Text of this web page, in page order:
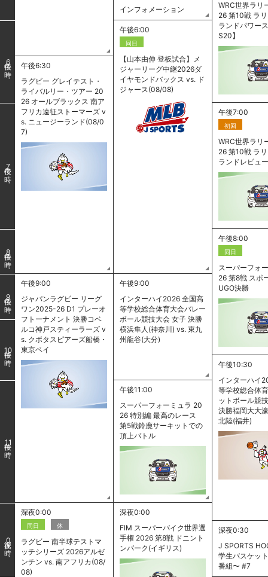
WRC世界ラリ
26 第10戦 ラ
ランドパワー
S20】
インフォメーション
6
午後6:00
同日
【山本由伸 登板試合】メ
ジャーリーグ中継2026ダ
イヤモンドバックス vs. ド
ジャース(08/08)
午後6:30
ラグビー グレイテスト・
ライバルリー・ツアー 20
26 オールブラックス 南ア
フリカ遠征ストーマーズ v
s. ニュージーランド(08/0
7)
7
午後7:00
初回
WRC世界ラリ
26 第10戦 ラ
ランドレビュー
8
午後8:00
同日
スーパーフォ
26 第8戦 スポ
UGO決勝
9
午後9:00
ジャパンラグビー リーグ
ワン2025-26 D1 プレーオ
フトーナメント 決勝コベ
ルコ神戸スティーラーズ v
s. クボタスピアーズ船橋・
東京ベイ
午後9:00
インターハイ2026 全国高
等学校総合体育大会バレー
ボール競技大会 女子 決勝
横浜隼人(神奈川) vs. 東九
州龍谷(大分)
10
午後10:30
インターハイ
等学校総合体
ットボール競
決勝福岡大大
北陸(福井)
11
午後11:00
スーパーフォーミュラ 20
26 特別編 最高のレース
第5戦鈴鹿サーキットでの
頂上バトル
0
深夜0:00
同日 休
ラグビー 南半球テストマ
ッチシリーズ 2026アルゼ
ンチン vs. 南アフリカ(08/
08)
深夜0:00
FIM スーパーバイク世界選
手権 2026 第8戦 ドニント
ンパーク(イギリス)
深夜0:30
J SPORTS
学生バスケッ
番組〜 #7